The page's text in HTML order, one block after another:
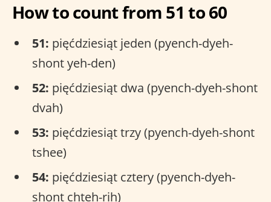
How to count from 51 to 60
51: pięćdziesiąt jeden (pyench-dyeh-
shont yeh-den)
52: pięćdziesiąt dwa (pyench-dyeh-shont
dvah)
53: pięćdziesiąt trzy (pyench-dyeh-shont
tshee)
54: pięćdziesiąt cztery (pyench-dyeh-
shont chteh-rih)